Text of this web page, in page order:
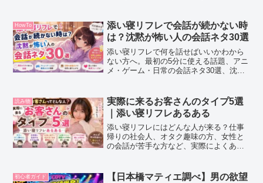
の成長漫画で楽しく紹介します。
HowTo
添い寝リフレで会話が続かない時
は？沈黙が怖い人の会話ネタ30選
添い寝リフレで何を話せばいいかわから
ない方へ。最初の5分に使える話題、アニ
メ・ゲーム・日常の会話ネタ30選、沈黙
します。
読み物
実際に来るお客さんのタイプ5選
｜添い寝リフレあるある
添い寝リフレにはどんな人が来る？仕事
帰りの社会人、オタク趣味の方、女性と
の会話が苦手な方など、実際によくある
初心者ガイド
【日本橋マティエ調べ】男の欲望